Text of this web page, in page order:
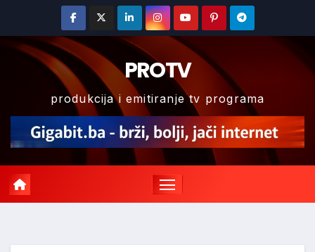
content
PROTV
produkcija i emitiranje tv programa